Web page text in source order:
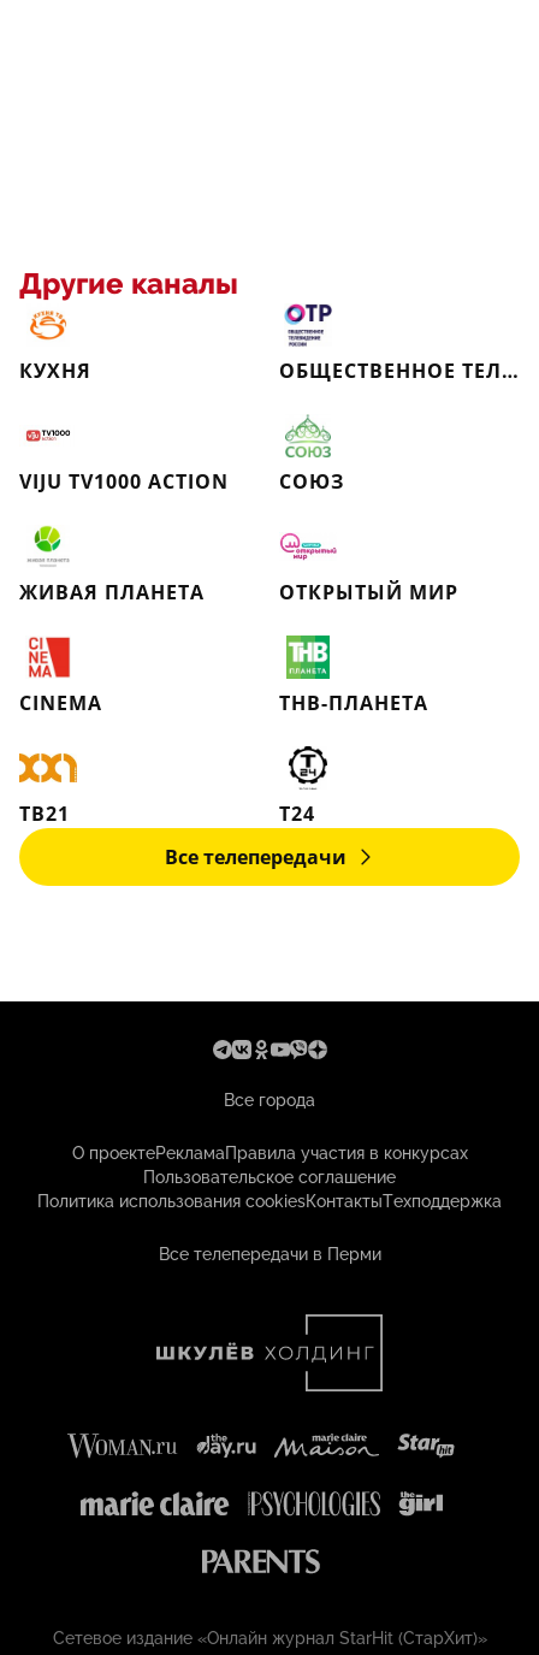
Другие каналы
КУХНЯ ОБЩЕСТВЕННОЕ ТЕЛЕВИДЕНИЕ РОССИИ
VIJU TV1000 ACTION СОЮЗ
ЖИВАЯ ПЛАНЕТА ОТКРЫТЫЙ МИР
CINEMA ТНВ-ПЛАНЕТА
ТВ21
Т24
Все телепередачи
Все города
О проектеРекламаПравила участия в конкурсах
Пользовательское соглашение
Политика использования cookiesКонтактыТехподдержка
Все телепередачи в Перми
Сетевое издание «Онлайн журнал StarHit (СтарХит)»